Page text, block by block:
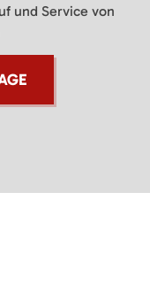
und Service von